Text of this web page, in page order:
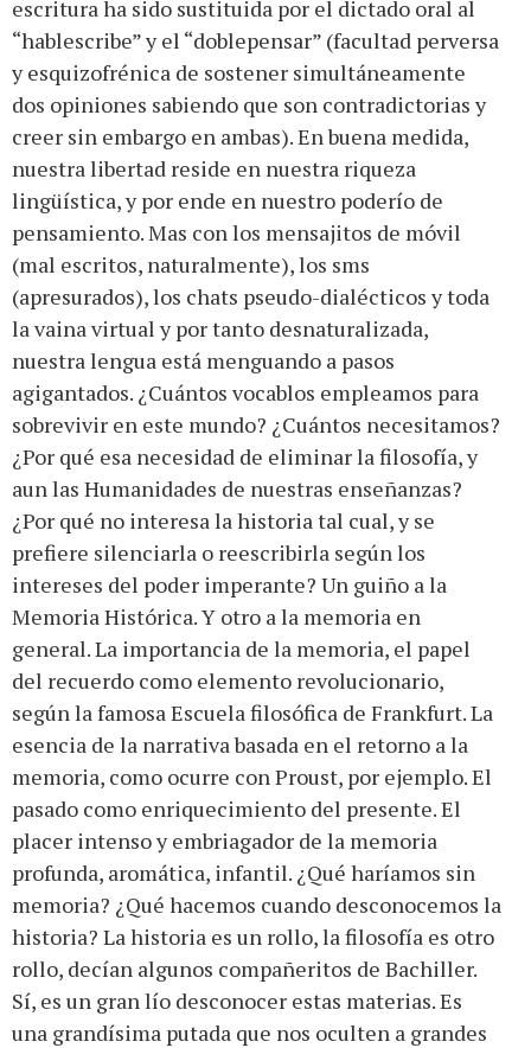
escritura ha sido sustituida por el dictado oral al
“hablescribe” y el “doblepensar” (facultad perversa
y esquizofrénica de sostener simultáneamente
dos opiniones sabiendo que son contradictorias y
creer sin embargo en ambas). En buena medida,
nuestra libertad reside en nuestra riqueza
lingüística, y por ende en nuestro poderío de
pensamiento. Mas con los mensajitos de móvil
(mal escritos, naturalmente), los sms
(apresurados), los chats pseudo-dialécticos y toda
la vaina virtual y por tanto desnaturalizada,
nuestra lengua está menguando a pasos
agigantados. ¿Cuántos vocablos empleamos para
sobrevivir en este mundo? ¿Cuántos necesitamos?
¿Por qué esa necesidad de eliminar la filosofía, y
aun las Humanidades de nuestras enseñanzas?
¿Por qué no interesa la historia tal cual, y se
prefiere silenciarla o reescribirla según los
intereses del poder imperante? Un guiño a la
Memoria Histórica. Y otro a la memoria en
general. La importancia de la memoria, el papel
del recuerdo como elemento revolucionario,
según la famosa Escuela filosófica de Frankfurt. La
esencia de la narrativa basada en el retorno a la
memoria, como ocurre con Proust, por ejemplo. El
pasado como enriquecimiento del presente. El
placer intenso y embriagador de la memoria
profunda, aromática, infantil. ¿Qué haríamos sin
memoria? ¿Qué hacemos cuando desconocemos la
historia? La historia es un rollo, la filosofía es otro
rollo, decían algunos compañeritos de Bachiller.
Sí, es un gran lío desconocer estas materias. Es
una grandísima putada que nos oculten a grandes